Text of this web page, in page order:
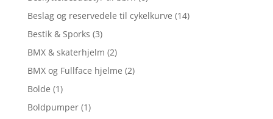
Beslag og reservedele til cykelkurve (14)
Bestik & Sporks (3)
BMX & skaterhjelm (2)
BMX og Fullface hjelme (2)
Bolde (1)
Boldpumper (1)